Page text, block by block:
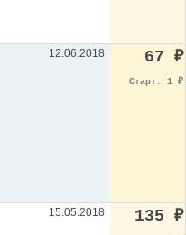
12.06.2018 67 ₽
Старт: 1 ₽
15.05.2018 135 ₽